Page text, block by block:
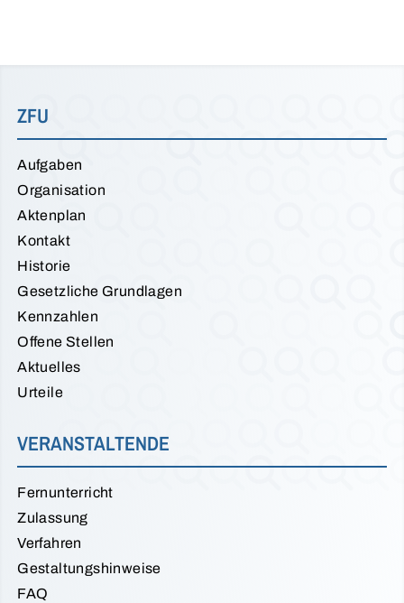
ZFU
Aufgaben
Organisation
Aktenplan
Kontakt
Historie
Gesetzliche Grundlagen
Kennzahlen
Offene Stellen
Aktuelles
Urteile
VERANSTALTENDE
Fernunterricht
Zulassung
Verfahren
Gestaltungshinweise
FAQ